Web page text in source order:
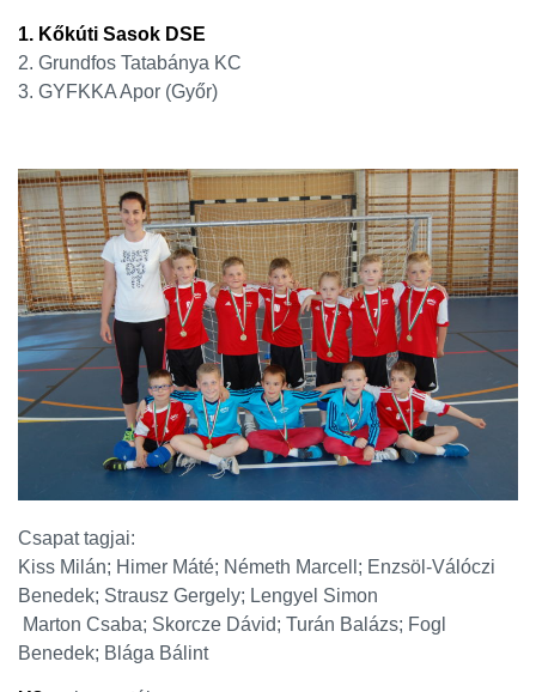
1. Kőkúti Sasok DSE
2. Grundfos Tatabánya KC
3. GYFKKA Apor (Győr)
Csapat tagjai:
Kiss Milán; Himer Máté; Németh Marcell; Enzsöl-Válóczi
Benedek; Strausz Gergely; Lengyel Simon
Marton Csaba; Skorcze Dávid; Turán Balázs; Fogl
Benedek; Blága Bálint